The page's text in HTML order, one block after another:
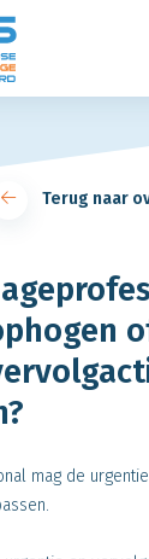
Terug naar
mag de